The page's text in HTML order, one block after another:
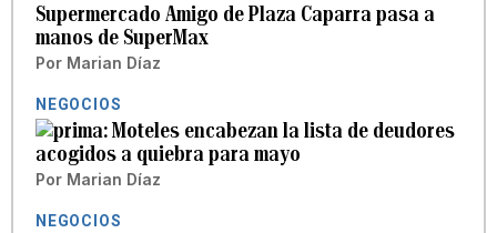
Supermercado Amigo de Plaza Caparra pasa a
manos de SuperMax
Por Marian Díaz
NEGOCIOS
Moteles encabezan la lista de deudores
acogidos a quiebra para mayo
Por Marian Díaz
NEGOCIOS